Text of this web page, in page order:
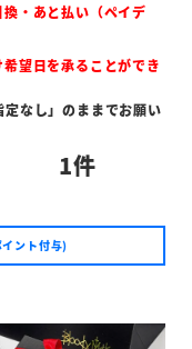
換・あと払い（ペイデ
希望日を承ることができ
定なし」のままでお願い
1
ント付与)